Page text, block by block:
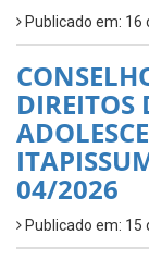
Publicado em: 16
DIREITOS
04/2026
Publicado em: 15